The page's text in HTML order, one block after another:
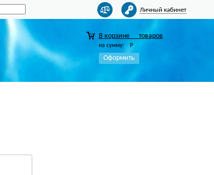
Личный кабинет
В корзине товаров
на сумму: Р
Оформить